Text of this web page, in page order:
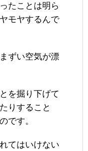
たことは明ら
モヤするんで
ずい空気が漂
を掘り下げて
りすること
です。
てはいけない